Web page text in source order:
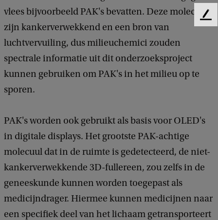
vlees bijvoorbeeld PAK's bevatten. Deze moleculen
zijn kankerverwekkend en een bron van
luchtvervuiling, dus milieuchemici zouden
spectrale informatie uit dit onderzoeksproject
kunnen gebruiken om PAK's in het milieu op te
sporen.
PAK's worden ook gebruikt als basis voor OLED's
in digitale displays. Het grootste PAK-achtige
molecuul dat in de ruimte is gedetecteerd, de niet-
kankerverwekkende 3D-fullereen, zou zelfs in de
geneeskunde kunnen worden toegepast als
medicijndrager. Hiermee kunnen medicijnen naar
een specifiek deel van het lichaam getransporteert
F